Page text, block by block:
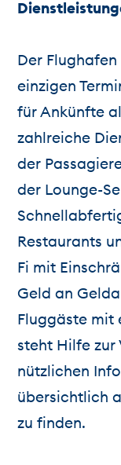
Der
einzigen
für Ankünfte
zahlreiche
der
der Lounge-
Restaurants
Fi mit
Geld an
Fluggäste
steht Hilfe zur
nützlichen
übersichtlich
zu finden.